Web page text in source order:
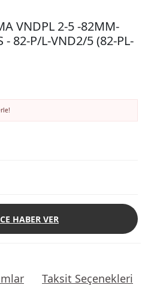
VNDPL 2-5 -82MM-
- 82-P/L-VND2/5 (82-PL-
HABER VER
Taksit Seçenekleri